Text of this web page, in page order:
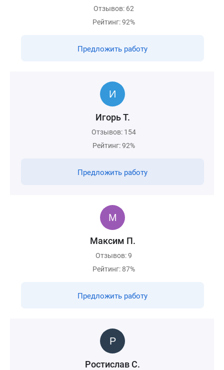
Отзывов: 62
Рейтинг: 92%
Предложить работу
Игорь Т.
Отзывов: 154
Рейтинг: 92%
Предложить работу
Максим П.
Отзывов: 9
Рейтинг: 87%
Предложить работу
Ростислав С.